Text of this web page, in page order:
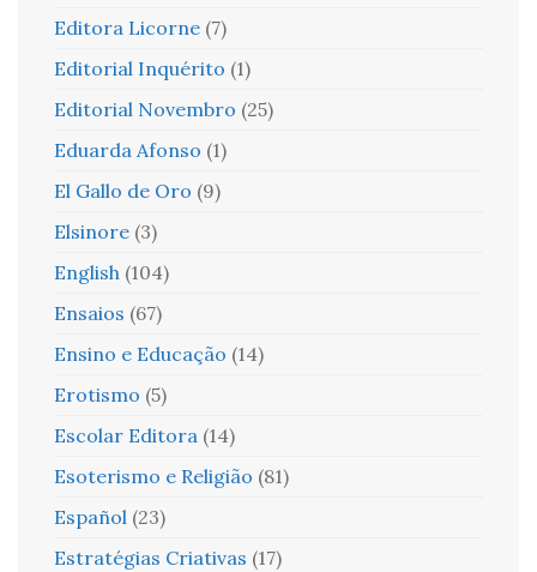
Editora Licorne (7)
Editorial Inquérito (1)
Editorial Novembro (25)
Eduarda Afonso (1)
El Gallo de Oro (9)
Elsinore (3)
English (104)
Ensaios (67)
Ensino e Educação (14)
Erotismo (5)
Escolar Editora (14)
Esoterismo e Religião (81)
Español (23)
Estratégias Criativas (17)